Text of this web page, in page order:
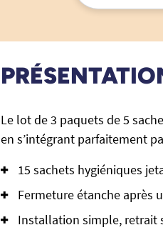
Le lot de 3 paquets de 5
en s’intégrant parfaitement
15 sachets hygiéniques
Fermeture étanche après
Installation simple, retrait